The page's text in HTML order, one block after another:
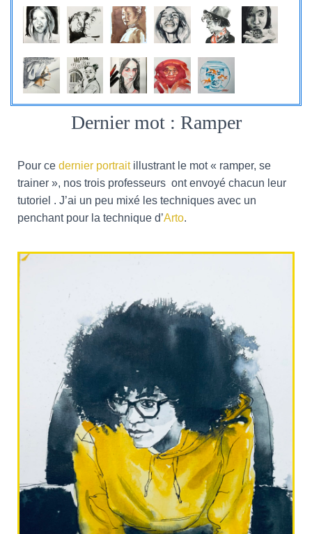
Dernier mot : Ramper
Pour ce dernier portraitillustrant le mot « ramper, se
trainer », nos trois professeurs ont envoyé chacun leur
tutoriel . J’ai un peu mixé les techniques avec un
penchant pour la technique d’Arto.